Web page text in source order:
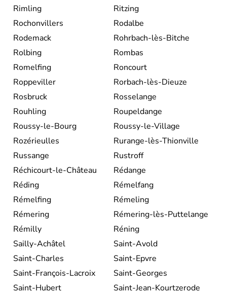
Rimling
Ritzing
Rochonvillers
Rodalbe
Rodemack
Rohrbach-lès-Bitche
Rolbing
Rombas
Romelfing
Roncourt
Roppeviller
Rorbach-lès-Dieuze
Rosbruck
Rosselange
Rouhling
Roupeldange
Roussy-le-Bourg
Roussy-le-Village
Rozérieulles
Rurange-lès-Thionville
Russange
Rustroff
Réchicourt-le-Château
Rédange
Réding
Rémelfang
Rémelfing
Rémeling
Rémering
Rémering-lès-Puttelange
Rémilly
Réning
Sailly-Achâtel
Saint-Avold
Saint-Charles
Saint-Epvre
Saint-François-Lacroix
Saint-Georges
Saint-Hubert
Saint-Jean-Kourtzerode